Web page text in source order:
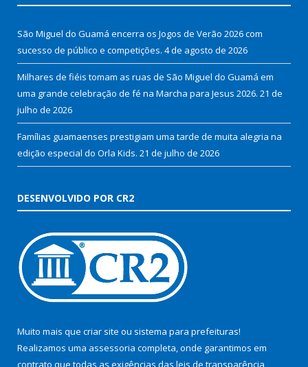
São Miguel do Guamá encerra os Jogos de Verão 2026 com
sucesso de público e competições. 4 de agosto de 2026
Milhares de fiéis tomam as ruas de São Miguel do Guamá em
uma grande celebração de fé na Marcha para Jesus 2026. 21 de
julho de 2026
Famílias guamaenses prestigiam uma tarde de muita alegria na
edição especial do Orla Kids. 21 de julho de 2026
DESENVOLVIDO POR CR2
Muito mais que criar site ou sistema para prefeituras!
Realizamos uma assessoria completa, onde garantimos em
contrato que todas as exigências das leis de transparência